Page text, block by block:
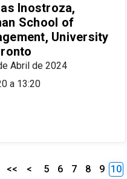
Inostroza,
School of
University
Abril de 2024
a 13:20
<< < 5 6 7 8 9 10